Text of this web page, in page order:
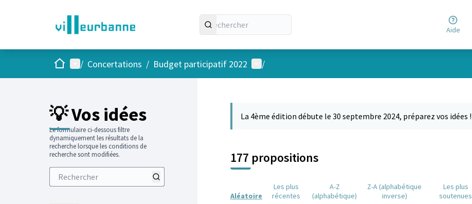
Aide
AccueilMenu principal
/ Concertations / Budget participatif 2022 Menu utilisateur
/
💡 Vos idées
Le formulaire ci-dessous filtre
dynamiquement les résultats de la
recherche lorsque les conditions de
recherche sont modifiées.
La 4ème édition débute le 30 septembre 2024, préparez vos idées !
177 propositions
Aléatoire
Les plus
récentes
A-Z
(alphabétique)
Z-A (alphabétique
inverse)
Les plus
soutenues